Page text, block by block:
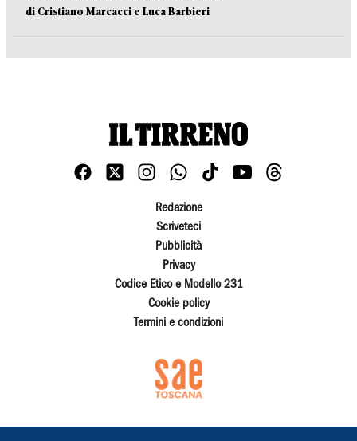
di Cristiano Marcacci e Luca Barbieri
Redazione
Scriveteci
Pubblicità
Privacy
Codice Etico e Modello 231
Cookie policy
Termini e condizioni